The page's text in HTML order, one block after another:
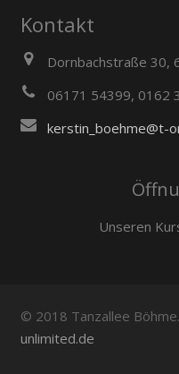
Kontakt
Dornbachstraße 30,
06171 54399, 0162
kerstin_boehme@t-
Unseren
© 2018 Tanzallee
unlimited.de